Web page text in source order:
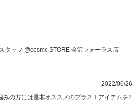
タッフ @cosme STORE 金沢フォーラス店
2022/06/26
みの方には是非オススメのプラス１アイテムを2